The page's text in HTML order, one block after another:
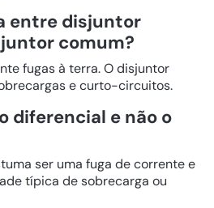
entre disjuntor
comum?
fugas à terra. O disjuntor
e curto-circuitos.
diferencial e não o
ser uma fuga de corrente e
típica de sobrecarga ou